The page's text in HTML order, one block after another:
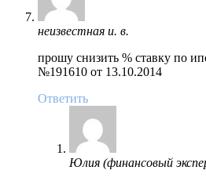
неизвестная и. в.
прошу снизить % ставку по
№191610 от 13.10.2014
Ответить
Юлия (финансовый